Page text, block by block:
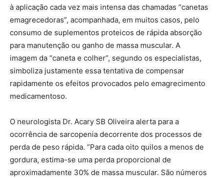
à aplicação cada vez mais intensa das chamadas “canetas
emagrecedoras”, acompanhada, em muitos casos, pelo
consumo de suplementos proteicos de rápida absorção
para manutenção ou ganho de massa muscular. A
imagem da “caneta e colher”, segundo os especialistas,
simboliza justamente essa tentativa de compensar
rapidamente os efeitos provocados pelo emagrecimento
medicamentoso.
O neurologista Dr. Acary SB Oliveira alerta para a
ocorrência de sarcopenia decorrente dos processos de
perda de peso rápida. “Para cada oito quilos a menos de
gordura, estima-se uma perda proporcional de
aproximadamente 30% de massa muscular. São números